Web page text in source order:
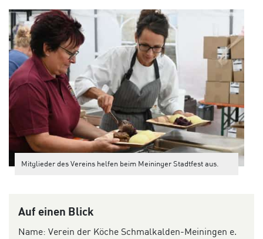
Mitglieder des Vereins helfen beim Meininger Stadtfest aus.
Auf einen Blick
Name: Verein der Köche Schmalkalden-Meiningen e.